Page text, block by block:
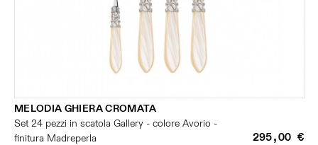
MELODIA GHIERA CROMATA
Set 24 pezzi in scatola Gallery - colore Avorio -
finitura Madreperla
295,00 €